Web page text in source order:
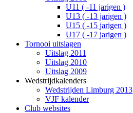
U11 ( -11 jarigen )
U13 ( -13 jarigen )
U15 ( -15 jarigen )
U17 ( -17 jarigen )
Tornooi uitslagen
Uitslag 2011
Uitslag 2010
Uitslag 2009
Wedstrijdkalenders
Wedstrijden Limburg 2013
VJF kalender
Club websites